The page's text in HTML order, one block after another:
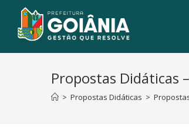
Propostas Didáticas
> Propostas Didáticas >